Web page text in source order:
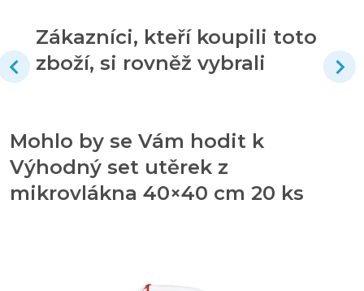
Zákazníci, kteří koupili toto
zboží, si rovněž vybrali
Mohlo by se Vám hodit k
Výhodný set utěrek z
mikrovlákna 40×40 cm 20 ks